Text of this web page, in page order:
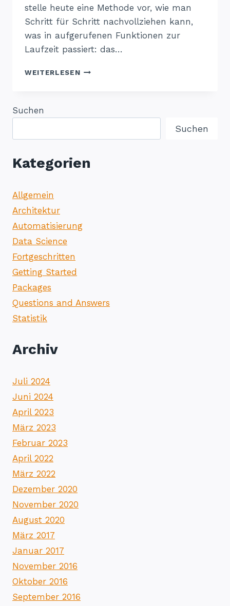
stelle heute eine Methode vor, wie man
Schritt für Schritt nachvollziehen kann,
was in aufgerufenen Funktionen zur
Laufzeit passiert: das…
WEITERLESENFEHLERSUCHE
Suchen
Suchen
Kategorien
Allgemein
Architektur
Automatisierung
Data Science
Fortgeschritten
Getting Started
Packages
Questions and Answers
Statistik
Archiv
Juli 2024
Juni 2024
April 2023
März 2023
Februar 2023
April 2022
März 2022
Dezember 2020
November 2020
August 2020
März 2017
Januar 2017
November 2016
Oktober 2016
September 2016